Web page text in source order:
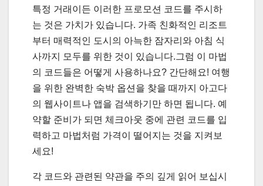
특정 거래이든 이러한 프로모션 코드를 주시하
는 것은 가치가 있습니다. 가족 친화적인 리조트
부터 매력적인 도시의 아늑한 잠자리와 아침 식
사까지 모두를 위한 것이 있습니다.그럼 이 마법
의 코드들은 어떻게 사용하나요? 간단해요! 여행
을 위한 완벽한 숙박 옵션을 찾을 때까지 아고다
의 웹사이트나 앱을 검색하기만 하면 됩니다. 예
약할 준비가 되면 체크아웃 중에 관련 코드를 입
력하고 마법처럼 가격이 떨어지는 것을 지켜보
세요!
각 코드와 관련된 약관을 주의 깊게 읽어 보십시